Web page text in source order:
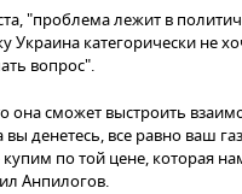
"проблема лежит в
Украина категорически не
вопрос".
она сможет выстроить
денетесь, все равно ваш
по той цене, которая
Анпилогов.